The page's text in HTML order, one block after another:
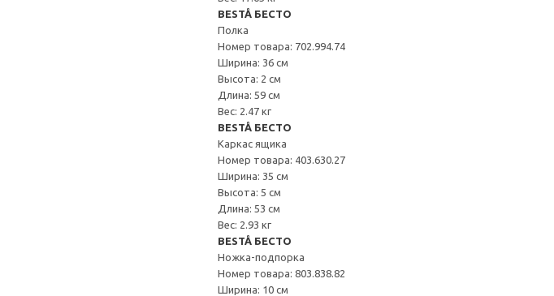
BESTÅ БЕСТО
Полка
Номер товара: 702.994.74
Ширина: 36 см
Высота: 2 см
Длина: 59 см
Вес: 2.47 кг
BESTÅ БЕСТО
Каркас ящика
Номер товара: 403.630.27
Ширина: 35 см
Высота: 5 см
Длина: 53 см
Вес: 2.93 кг
BESTÅ БЕСТО
Ножка-подпорка
Номер товара: 803.838.82
Ширина: 10 см